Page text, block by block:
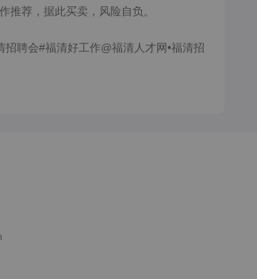
推荐，据此买卖，风险自负。
聘会#福清好工作@福清人才网•福清招